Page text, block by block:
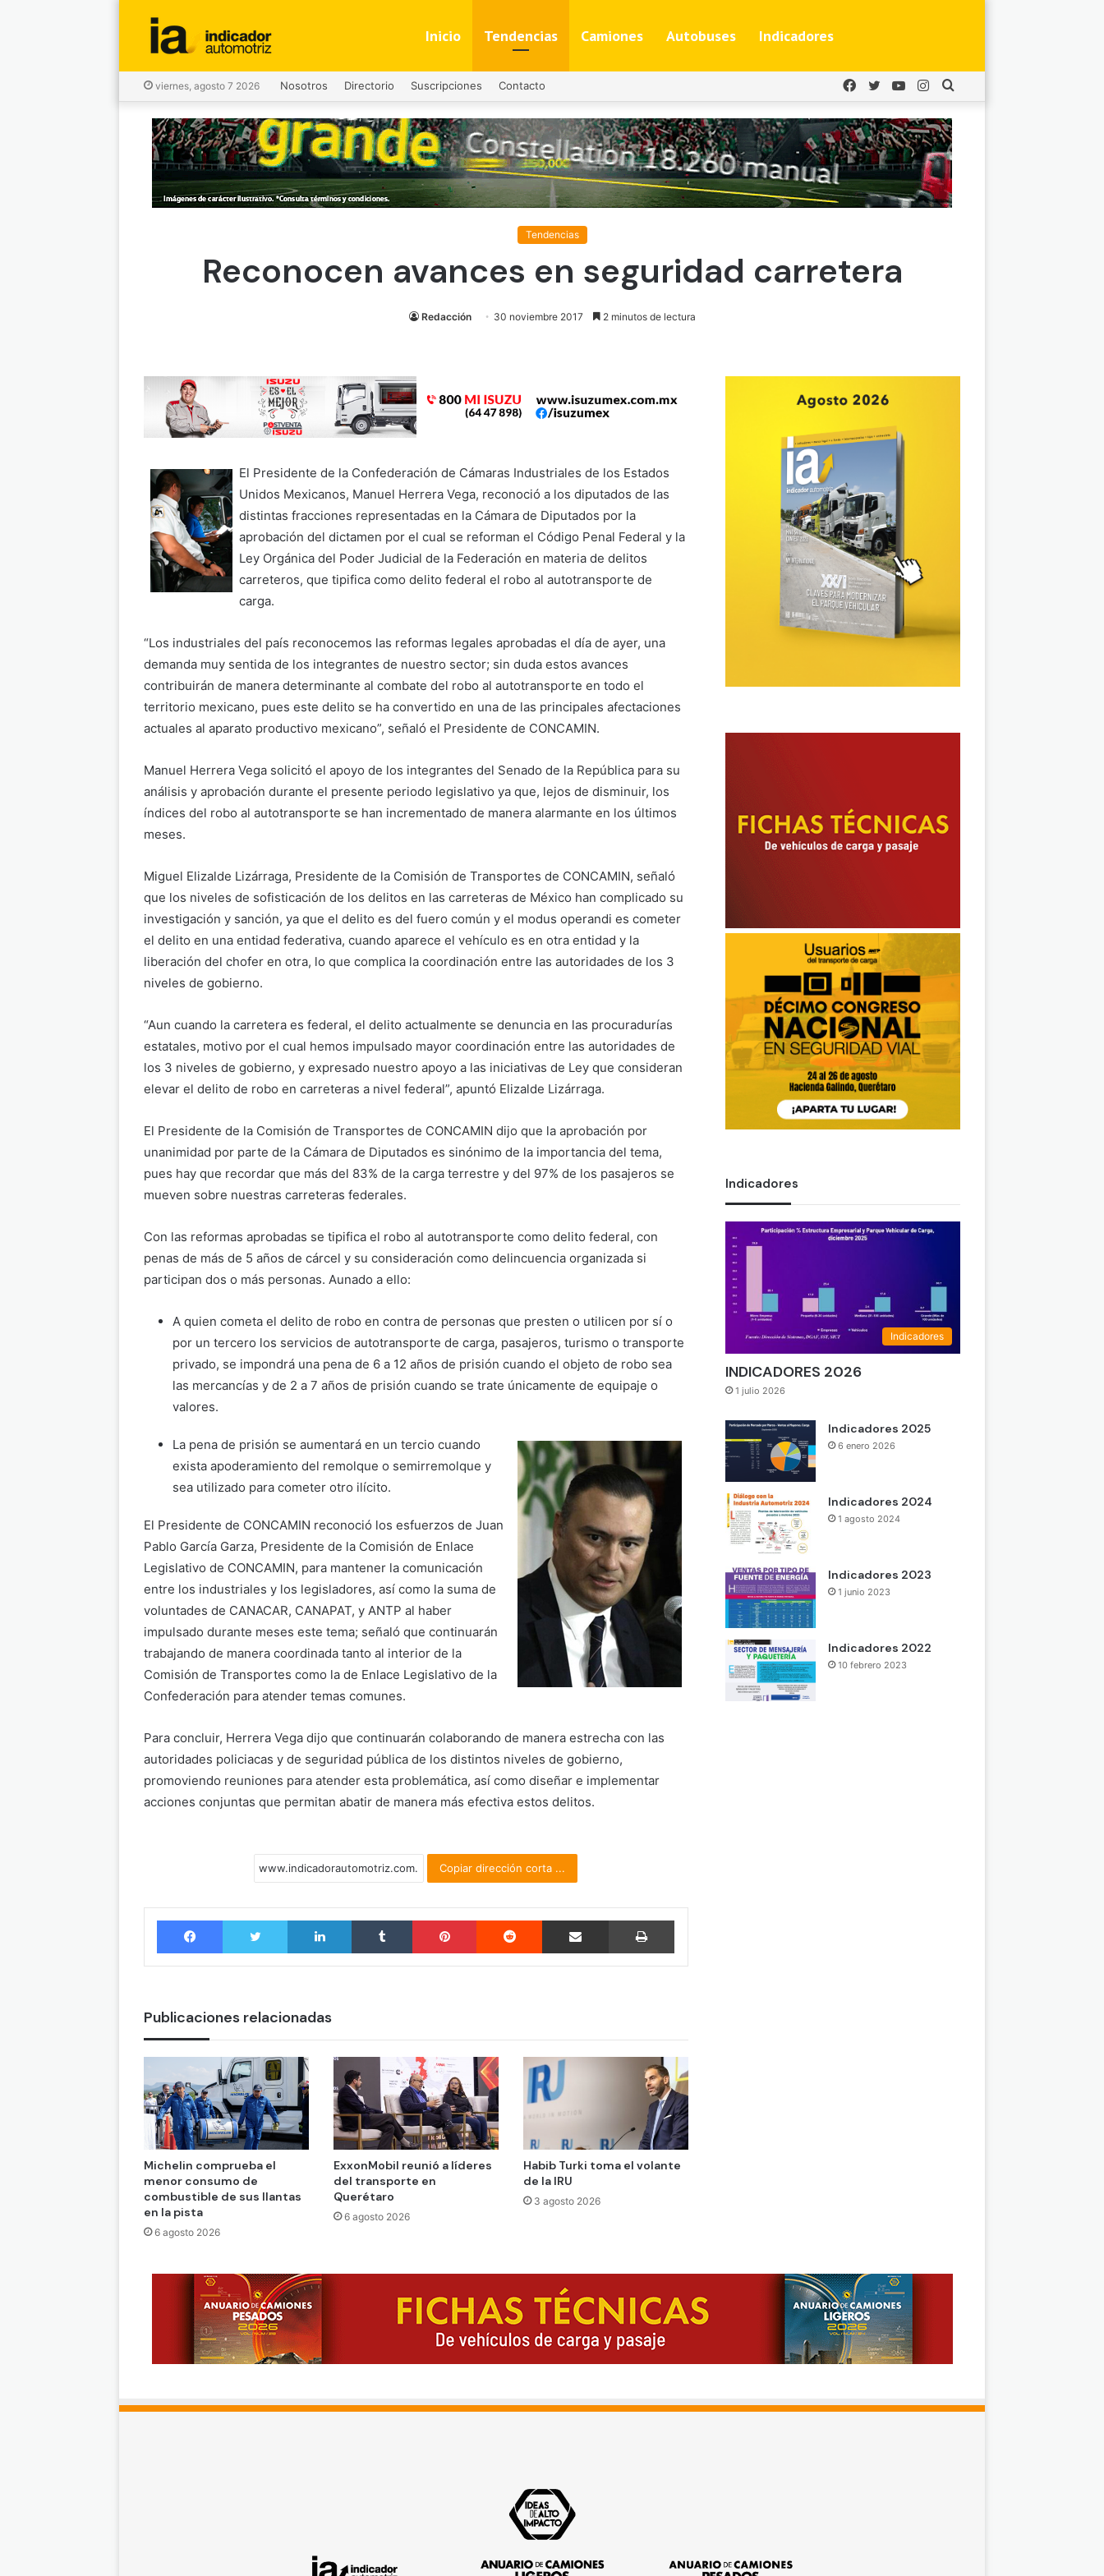
Inicio Tendencias Camiones Autobuses Indicadores
viernes, agosto 7 2026 Nosotros Directorio Suscripciones Contacto
Buscar
Instagram
YouTube
Twitter
Facebook
Tendencias
Reconocen avances en seguridad carretera
Redacción 30 noviembre 2017 2 minutos de lectura
El Presidente de la Confederación de Cámaras Industriales de los Estados
Unidos Mexicanos, Manuel Herrera Vega, reconoció a los diputados de las
distintas fracciones representadas en la Cámara de Diputados por la
aprobación del dictamen por el cual se reforman el Código Penal Federal y la
Ley Orgánica del Poder Judicial de la Federación en materia de delitos
carreteros, que tipifica como delito federal el robo al autotransporte de
carga.
“Los industriales del país reconocemos las reformas legales aprobadas el día de ayer, una
demanda muy sentida de los integrantes de nuestro sector; sin duda estos avances
contribuirán de manera determinante al combate del robo al autotransporte en todo el
territorio mexicano, pues este delito se ha convertido en una de las principales afectaciones
actuales al aparato productivo mexicano”, señaló el Presidente de CONCAMIN.
Manuel Herrera Vega solicitó el apoyo de los integrantes del Senado de la República para su
análisis y aprobación durante el presente periodo legislativo ya que, lejos de disminuir, los
índices del robo al autotransporte se han incrementado de manera alarmante en los últimos
meses.
Miguel Elizalde Lizárraga, Presidente de la Comisión de Transportes de CONCAMIN, señaló
que los niveles de sofisticación de los delitos en las carreteras de México han complicado su
investigación y sanción, ya que el delito es del fuero común y el modus operandi es cometer
el delito en una entidad federativa, cuando aparece el vehículo es en otra entidad y la
liberación del chofer en otra, lo que complica la coordinación entre las autoridades de los 3
niveles de gobierno.
“Aun cuando la carretera es federal, el delito actualmente se denuncia en las procuradurías
estatales, motivo por el cual hemos impulsado mayor coordinación entre las autoridades de
los 3 niveles de gobierno, y expresado nuestro apoyo a las iniciativas de Ley que consideran
elevar el delito de robo en carreteras a nivel federal”, apuntó Elizalde Lizárraga.
El Presidente de la Comisión de Transportes de CONCAMIN dijo que la aprobación por
unanimidad por parte de la Cámara de Diputados es sinónimo de la importancia del tema,
pues hay que recordar que más del 83% de la carga terrestre y del 97% de los pasajeros se
mueven sobre nuestras carreteras federales.
Con las reformas aprobadas se tipifica el robo al autotransporte como delito federal, con
penas de más de 5 años de cárcel y su consideración como delincuencia organizada si
participan dos o más personas. Aunado a ello:
A quien cometa el delito de robo en contra de personas que presten o utilicen por sí o
por un tercero los servicios de autotransporte de carga, pasajeros, turismo o transporte
privado, se impondrá una pena de 6 a 12 años de prisión cuando el objeto de robo sea
las mercancías y de 2 a 7 años de prisión cuando se trate únicamente de equipaje o
valores.
La pena de prisión se aumentará en un tercio cuando
exista apoderamiento del remolque o semirremolque y
sea utilizado para cometer otro ilícito.
El Presidente de CONCAMIN reconoció los esfuerzos de Juan
Pablo García Garza, Presidente de la Comisión de Enlace
Legislativo de CONCAMIN, para mantener la comunicación
entre los industriales y los legisladores, así como la suma de
voluntades de CANACAR, CANAPAT, y ANTP al haber
impulsado durante meses este tema; señaló que continuarán
trabajando de manera coordinada tanto al interior de la
Comisión de Transportes como la de Enlace Legislativo de la
Confederación para atender temas comunes.
Para concluir, Herrera Vega dijo que continuarán colaborando de manera estrecha con las
autoridades policiacas y de seguridad pública de los distintos niveles de gobierno,
promoviendo reuniones para atender esta problemática, así como diseñar e implementar
acciones conjuntas que permitan abatir de manera más efectiva estos delitos.
Copiar dirección corta ...
Facebook Twitter LinkedIn Tumblr Pinterest Reddit Compartir por correo electrónico
Publicaciones relacionadas
Michelin comprueba el
menor consumo de
combustible de sus llantas
en la pista
6 agosto 2026
ExxonMobil reunió a líderes
del transporte en
Querétaro
6 agosto 2026
Habib Turki toma el volante
de la IRU
3 agosto 2026
Indicadores
Indicadores
INDICADORES 2026
1 julio 2026
Indicadores 2025
6 enero 2026
Indicadores 2024
1 agosto 2024
Indicadores 2023
1 junio 2023
Indicadores 2022
10 febrero 2023